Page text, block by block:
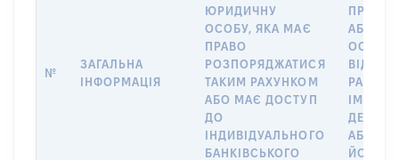
№
ЗАГАЛЬНА
ІНФОРМАЦІЯ
ЮРИДИЧНУ
ОСОБУ, ЯКА МАЄ
ПРАВО
РОЗПОРЯДЖАТИСЯ
ТАКИМ РАХУНКОМ
АБО МАЄ ДОСТУП
ДО
ІНДИВІДУАЛЬНОГО
БАНКІВСЬКОГО
ПРО
АБО
ОСОБУ,
ІМ’Я
АБО
ЙОГО